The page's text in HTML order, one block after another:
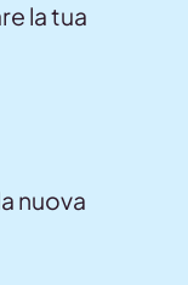
la tua
nuova